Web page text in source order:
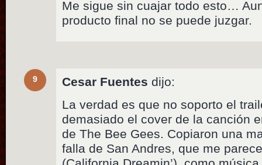
Me sigue sin cuajar todo esto…
producto final no se puede juzgar.
9 Cesar Fuentes dijo:
La verdad es que no soporto el
demasiado el cover de la canción
de The Bee Gees. Copiaron una
falla de San Andres, que me